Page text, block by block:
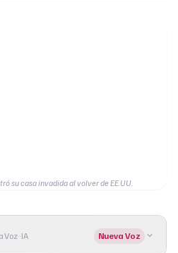
su casa invadida al volver de EE.UU.
Voz · IA Nueva Voz